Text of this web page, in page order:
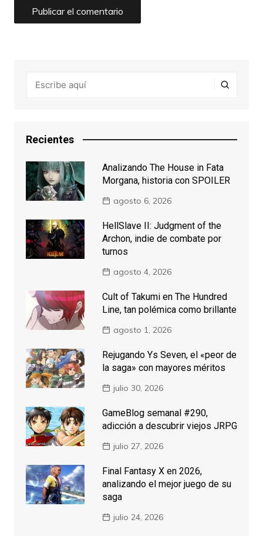
Recientes
Analizando The House in Fata
Morgana, historia con SPOILER
agosto 6, 2026
HellSlave II: Judgment of the
Archon, indie de combate por
turnos
agosto 4, 2026
Cult of Takumi en The Hundred
Line, tan polémica como brillante
agosto 1, 2026
Rejugando Ys Seven, el «peor de
la saga» con mayores méritos
julio 30, 2026
GameBlog semanal #290,
adicción a descubrir viejos JRPG
julio 27, 2026
Final Fantasy X en 2026,
analizando el mejor juego de su
saga
julio 24, 2026